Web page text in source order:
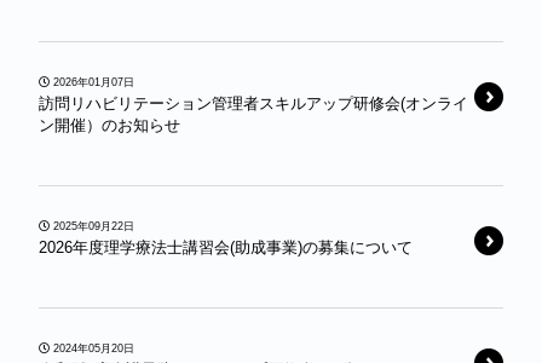
2026年01月07日
訪問リハビリテーション管理者スキルアップ研修会(オンライ
ン開催）のお知らせ
2025年09月22日
2026年度理学療法士講習会(助成事業)の募集について
2024年05月20日